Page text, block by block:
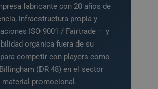
fabricante con 20 años de
infraestructura propia y
ISO 9001 / Fairtrade — y
orgánica fuera de su
competir con players como
(DR 48) en el sector
material promocional.